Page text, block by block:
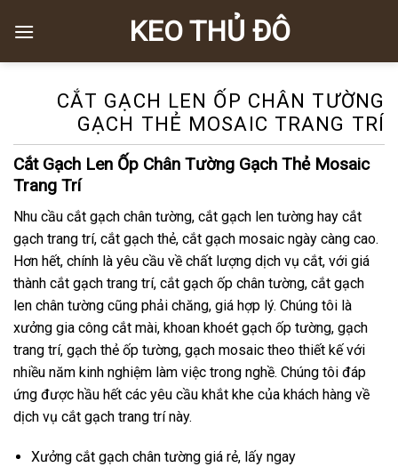
KEO THỦ ĐÔ
CẮT GẠCH LEN ỐP CHÂN TƯỜNG
GẠCH THẺ MOSAIC TRANG TRÍ
Cắt Gạch Len Ốp Chân Tường Gạch Thẻ Mosaic
Trang Trí
Nhu cầu cắt gạch chân tường, cắt gạch len tường hay cắt
gạch trang trí, cắt gạch thẻ, cắt gạch mosaic ngày càng cao.
Hơn hết, chính là yêu cầu về chất lượng dịch vụ cắt, với giá
thành cắt gạch trang trí, cắt gạch ốp chân tường, cắt gạch
len chân tường cũng phải chăng, giá hợp lý. Chúng tôi là
xưởng gia công cắt mài, khoan khoét gạch ốp tường, gạch
trang trí, gạch thẻ ốp tường, gạch mosaic theo thiết kế với
nhiều năm kinh nghiệm làm việc trong nghề. Chúng tôi đáp
ứng được hầu hết các yêu cầu khắt khe của khách hàng về
dịch vụ cắt gạch trang trí này.
Xưởng cắt gạch chân tường giá rẻ, lấy ngay